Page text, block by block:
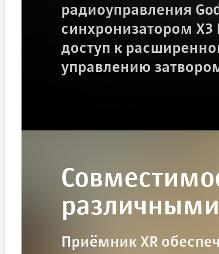
радиоуправления
синхронизатором
доступ к
управлению
Приёмник XR